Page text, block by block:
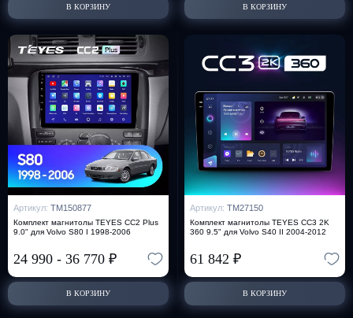
В КОРЗИНУ В КОРЗИНУ
Артикул: TM150877
Комплект магнитолы TEYES CC2 Plus
9.0" для Volvo S80 I 1998-2006
24 990 - 36 770 ₽
В КОРЗИНУ
Артикул: TM27150
Комплект магнитолы TEYES CC3 2K
360 9.5" для Volvo S40 II 2004-2012
61 842 ₽
В КОРЗИНУ